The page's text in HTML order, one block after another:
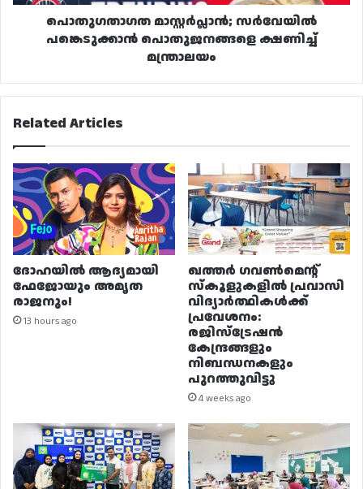
പൊതുഗതാഗത മാസ്റ്റർപ്ലാൻ; സർവേയിൽ
പങ്കെടുക്കാൻ പൊതുജനങ്ങളെ ക്ഷണിച്ച്
മന്ത്രാലയം
Related Articles
ദോഹയിൽ ആദ്യമായി
ഫേജോയും അമൃത
രാജനും!
13 hours ago
ഖത്തർ ഗവൺമെന്റ്
സ്കൂളുകളിൽ പ്രവാസി
വിദ്യാർത്ഥികൾക്ക്
പ്രവേശനം:
രജിസ്ട്രേഷൻ
കേന്ദ്രങ്ങളും
നിബന്ധനകളും
പുറത്തുവിട്ടു
4 weeks ago